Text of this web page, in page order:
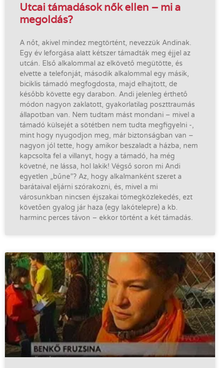
Utcai támadások nők ellen – mi a
megoldás?
A nőt, akivel mindez megtörtént, nevezzük Andinak.
Egy év leforgása alatt kétszer támadták meg éjjel az
utcán. Első alkalommal az elkövető megütötte, és
elvette a telefonját, második alkalommal egy másik,
biciklis támadó megfogdosta, majd elhajtott, de
később követte egy darabon. Andi jelenleg érthető
módon nagyon zaklatott, gyakorlatilag poszttraumás
állapotban van. Nem tudtam mást mondani – mivel a
támadó külsejét a sötétben nem tudta megfigyelni -,
mint hogy nyugodjon meg, már biztonságban van –
nagyon jól tette, hogy amikor beszaladt a házba, nem
kapcsolta fel a villanyt, hogy a támadó, ha még
követné, ne lássa, hol lakik! Végső soron mi Andi
egyetlen „bűne”? Az, hogy alkalmanként szeret a
barátaival eljárni szórakozni, és, mivel a mi
városunkban nincsen éjszakai tömegközlekedés, ezt
követően gyalog jár haza (egy lakótelepre) a kb.
harminc perces távon – ekkor történt a két támadás.